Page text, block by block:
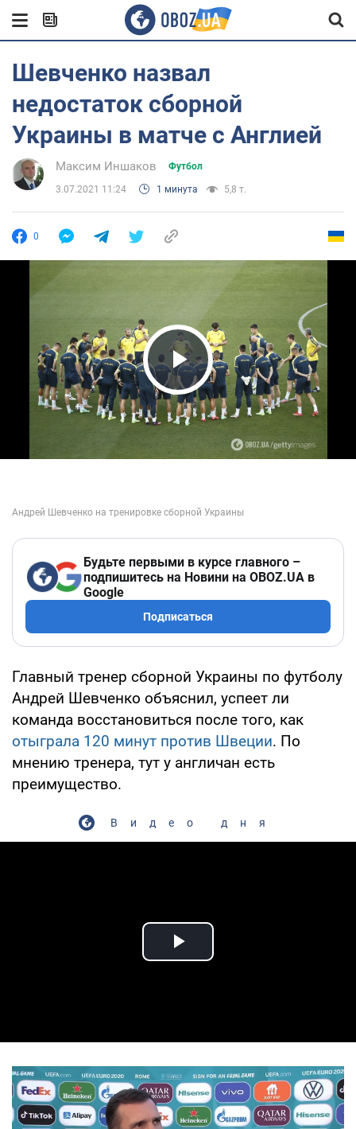
Шевченко назвал
недостаток сборной
Украины в матче с Англией
Максим Иншаков Футбол
3.07.2021 11:24 1 минута 5,8 т.
0
Play Video
Будьте первыми в курсе главного –
подпишитесь на Новини на OBOZ.UA в
Google
Подписаться
Главный тренер сборной Украины по футболу
Андрей Шевченко объяснил, успеет ли
команда восстановиться после того, как
отыграла 120 минут против Швеции. По
мнению тренера, тут у англичан есть
преимущество.
Видео дня
Play Video